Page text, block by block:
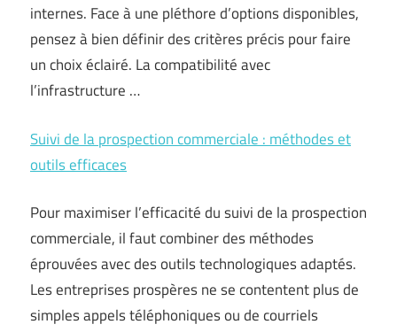
internes. Face à une pléthore d’options disponibles,
pensez à bien définir des critères précis pour faire
un choix éclairé. La compatibilité avec
l’infrastructure …
Suivi de la prospection commerciale : méthodes et
outils efficaces
Pour maximiser l’efficacité du suivi de la prospection
commerciale, il faut combiner des méthodes
éprouvées avec des outils technologiques adaptés.
Les entreprises prospères ne se contentent plus de
simples appels téléphoniques ou de courriels